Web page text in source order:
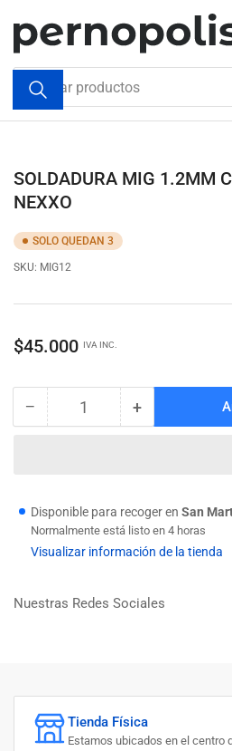
contenido
Buscar
productos
SOLDADURA MIG 1.2MM
NEXXO
SOLO QUEDAN 3
SKU: MIG12
Precio
$45.000 IVA INC.
− Reducir
1.2MM
CARRETE
(15KG)
Cantidad +Aumentar
1.2MM
CARRETE
(15KG)
Disponible para recoger en San
Normalmente está listo en 4 horas
Visualizar información de la tienda
Nuestras Redes Sociales
Tienda Física
Estamos ubicados en el centro